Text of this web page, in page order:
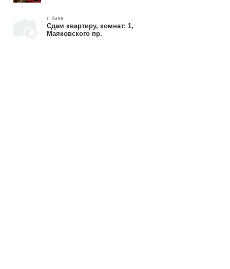
г. Киев
Сдам квартиру, комнат: 1,
Маяковского пр.